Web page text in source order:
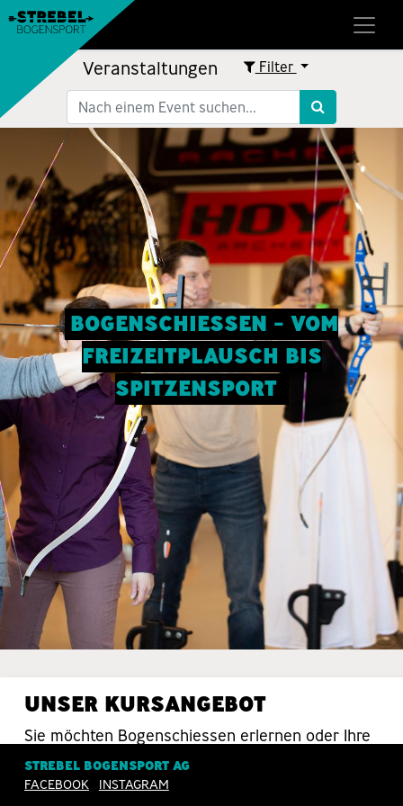
Veranstaltungen Filter
BOGENSCHIESSEN - VOM
FREIZEITPLAUSCH BIS
SPITZENSPORT
UNSER KURSANGEBOT
Sie möchten Bogenschiessen erlernen oder Ihre
Schiesstechnik verbessern? Da sind Sie bei uns
in guten Händen.
STREBEL BOGENSPORT AG
FACEBOOK
INSTAGRAM